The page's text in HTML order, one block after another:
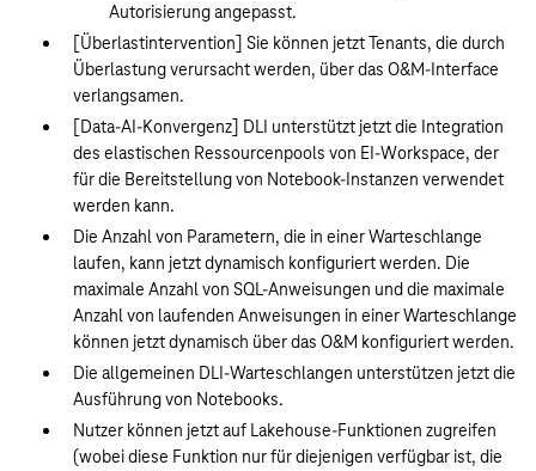
Autorisierung angepasst.
[Überlastintervention] Sie können jetzt Tenants, die durch
Überlastung verursacht werden, über das O&M-Interface
verlangsamen.
[Data-AI-Konvergenz] DLI unterstützt jetzt die Integration
des elastischen Ressourcenpools von EI-Workspace, der
für die Bereitstellung von Notebook-Instanzen verwendet
werden kann.
Die Anzahl von Parametern, die in einer Warteschlange
laufen, kann jetzt dynamisch konfiguriert werden. Die
maximale Anzahl von SQL-Anweisungen und die maximale
Anzahl von laufenden Anweisungen in einer Warteschlange
können jetzt dynamisch über das O&M konfiguriert werden.
Die allgemeinen DLI-Warteschlangen unterstützen jetzt die
Ausführung von Notebooks.
Nutzer können jetzt auf Lakehouse-Funktionen zugreifen
(wobei diese Funktion nur für diejenigen verfügbar ist, die